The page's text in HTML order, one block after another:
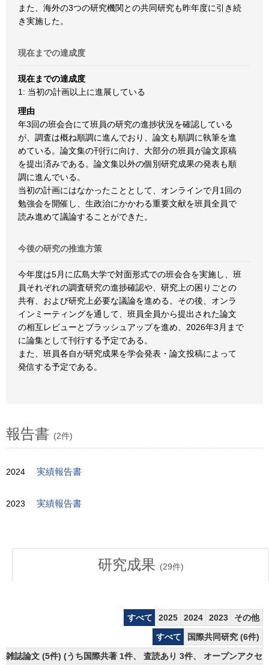
また、海外の3つの研究機関との共同研究も昨年度に引き続
き実施した。
現在までの達成度
現在までの達成度
1: 当初の計画以上に進展している
理由
年3回の班会合にて班員の研究の進捗状況を確認している
が、調査は概ね順調に進んでおり、論文も順調に執筆を進
めている。論文集の刊行に向け、大部分の班員が論文原稿
を提出済みである。論文集以外の個別研究成果の発表も順
調に進んでいる。
当初の計画にはなかったこととして、オンラインで月1回の
勉強会を開催し、生政治にかかわる重要文献を班員全員で
読み進めて議論することができた。
今後の研究の推進方策
今年度は5月に広島大学で対面形式での班会合を実施し、班
員それぞれの調査研究の進捗確認や、研究上の困りごとの
共有、および研究上必要な議論を進める。その後、オンラ
インミーティングを通して、班員全員から提出された論文
の相互レビューとブラッシュアップを進め、2026年3月まで
に論集として刊行する予定である。
また、班員各自が研究成果を学会発表・論文投稿によって
発信する予定である。
報告書 (2件)
2024 実績報告書
2023 実績報告書
研究成果 (29件)
すべて 2025 2024 2023
その他
すべて
国際共同研究 (6件)
雑誌論文 (5件) (うち国際共著 1件、 査読あり 3件、 オープンアクセ